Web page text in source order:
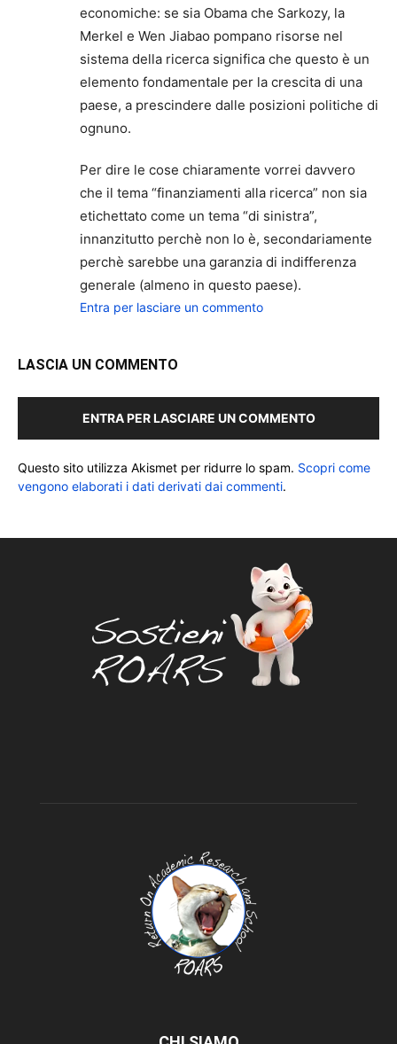
economiche: se sia Obama che Sarkozy, la
Merkel e Wen Jiabao pompano risorse nel
sistema della ricerca significa che questo è un
elemento fondamentale per la crescita di una
paese, a prescindere dalle posizioni politiche di
ognuno.
Per dire le cose chiaramente vorrei davvero
che il tema “finanziamenti alla ricerca” non sia
etichettato come un tema “di sinistra”,
innanzitutto perchè non lo è, secondariamente
perchè sarebbe una garanzia di indifferenza
generale (almeno in questo paese).
Entra per lasciare un commento
LASCIA UN COMMENTO
ENTRA PER LASCIARE UN COMMENTO
Questo sito utilizza Akismet per ridurre lo spam. Scopri come
vengono elaborati i dati derivati dai commenti.